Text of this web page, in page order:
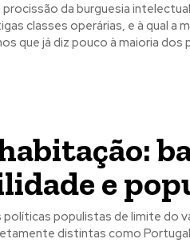
procissão da burguesia
classes operárias, e à qual a
que já diz pouco à maioria dos
e
populistas de limite do
distintas como Portugal